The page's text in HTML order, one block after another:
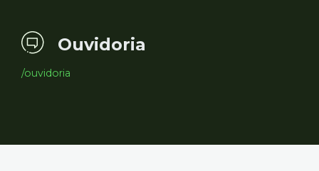
Ouvidoria
/ouvidoria